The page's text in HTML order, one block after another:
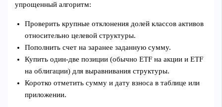
упрощенный алгоритм:
Проверить крупные отклонения долей классов активов
относительно целевой структуры.
Пополнить счет на заранее заданную сумму.
Купить один-две позиции (обычно ETF на акции и ETF
на облигации) для выравнивания структуры.
Коротко отметить сумму и дату взноса в таблице или
приложении.